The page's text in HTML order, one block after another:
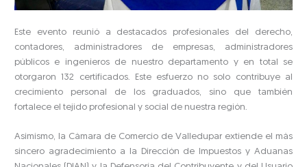
Este evento reunió a destacados profesionales del derecho,
contadores, administradores de empresas, administradores
públicos e ingenieros de nuestro departamento y en total se
otorgaron 132 certificados. Este esfuerzo no solo contribuye al
crecimiento personal de los graduados, sino que también
fortalece el tejido profesional y social de nuestra región.
Asimismo, la Cámara de Comercio de Valledupar extiende el más
sincero agradecimiento a la Dirección de Impuestos y Aduanas